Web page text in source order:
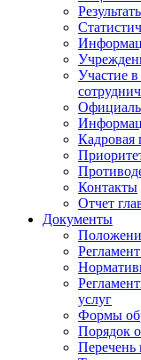
Участие
Кадровая
Контакты
Отчет
Документы
услуг
Формы
Порядок
Перечень